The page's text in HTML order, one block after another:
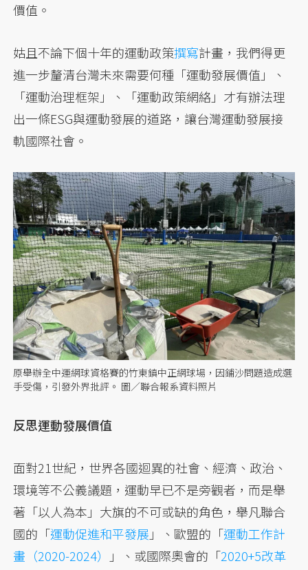
價值。
姑且不論下個十年的運動政策撰寫計畫，我們得更
進一步釐清台灣未來需要何種「運動發展價值」、
「運動治理框架」、「運動政策網絡」才有辦法理
出一條ESG與運動發展的道路，讓台灣運動發展接
軌國際社會。
原舉辦全中運網球資格賽的竹東鎮中正網球場，因鋪沙問題造成選
手受傷，引發外界批評。 圖／聯合報系資料照片
反思運動發展價值
面對21世紀，世界各國迴異的社會、經濟、政治、
環境等不公義議題，運動早已不是旁觀者，而是舉
著「以人為本」大旗的不可或缺的角色，舉凡聯合
國的「運動促進和平發展 」、歐盟的「運動工作計
畫（2020-2024）
」、或國際奧會的「2020+5改革